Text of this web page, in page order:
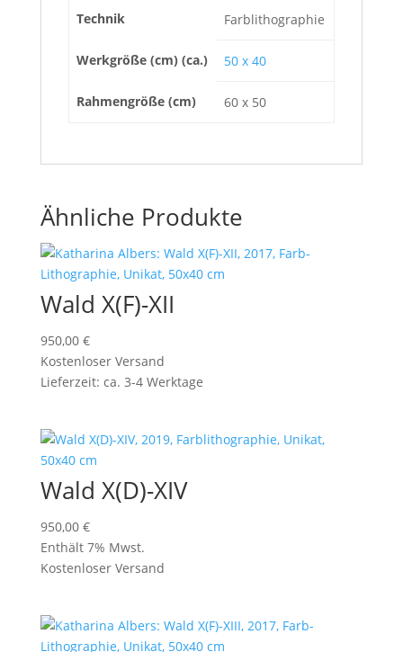
Technik Farblithographie
Werkgröße (cm) (ca.) 50 x 40
Rahmengröße (cm) 60 x 50
Ähnliche Produkte
Wald X(F)-XII
950,00 €
Kostenloser Versand
Lieferzeit: ca. 3-4 Werktage
Wald X(D)-XIV
950,00 €
Enthält 7% Mwst.
Kostenloser Versand